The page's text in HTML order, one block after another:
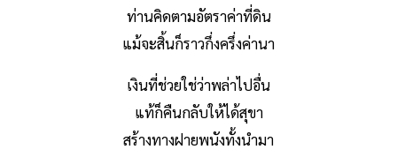
ท่านคิดตามอัตราค่าที่ดิน
แม้จะสิ้นก็ราวกึ่งครึ่งค่านา
เงินที่ช่วยใช่ว่าพล่าไปอื่น
แท้ก็คืนกลับให้ได้สุขา
สร้างทางฝายพนังทั้งนำมา